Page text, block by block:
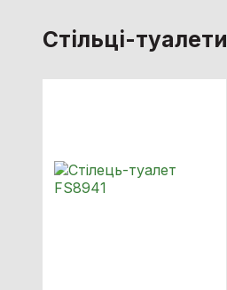
Стільці-туалети